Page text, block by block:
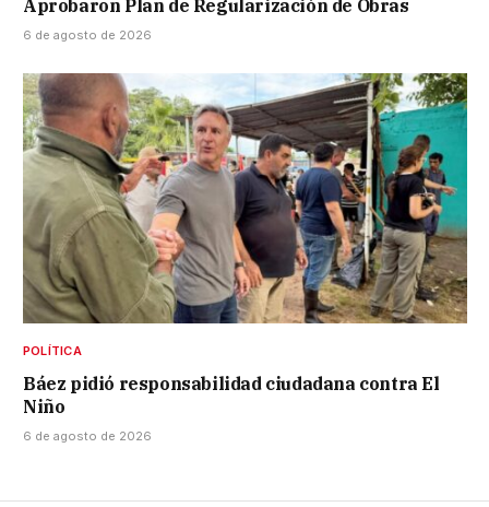
Aprobaron Plan de Regularización de Obras
6 de agosto de 2026
POLÍTICA
Báez pidió responsabilidad ciudadana contra El
Niño
6 de agosto de 2026